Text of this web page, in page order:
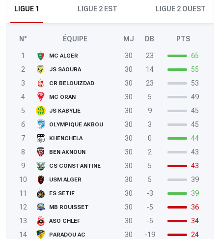
LIGUE 1 LIGUE 2 EST LIGUE 2 OUEST
N° ÉQUIPE MJ DB PTS
1 MC ALGER 30 23
65
2
JS SAOURA 30 14
55
3
CR BELOUIZDAD 30 23
53
4
MC ORAN 30 5
49
5
JS KABYLIE 30 9
45
6
OLYMPIQUE AKBOU 30 3
45
7
KHENCHELA 30 0
44
8
BEN AKNOUN 30 2
43
9
CS CONSTANTINE 30 5
43
10
USM ALGER 30 5
39
11
ES SETIF 30 -3
39
12
MB ROUISSET 30 -5
36
13
ASO CHLEF 30 -5
34
14
PARADOU AC 30 -19
24